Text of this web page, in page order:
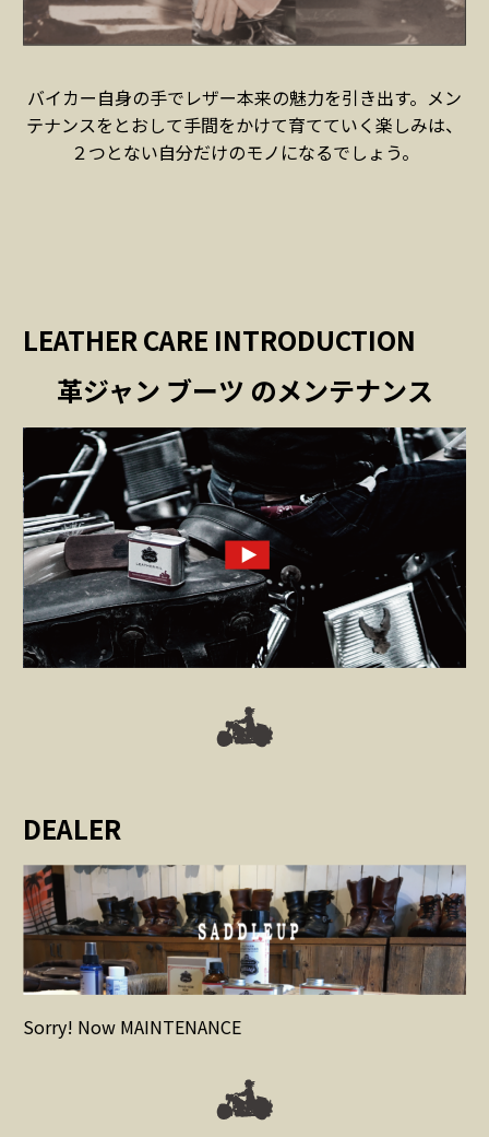
バイカー自身の手でレザー本来の魅力を引き出す。メン
テナンスをとおして手間をかけて育てていく楽しみは、
２つとない自分だけのモノになるでしょう。
LEATHER CARE INTRODUCTION
革ジャン ブーツ のメンテナンス
DEALER
Sorry! Now MAINTENANCE